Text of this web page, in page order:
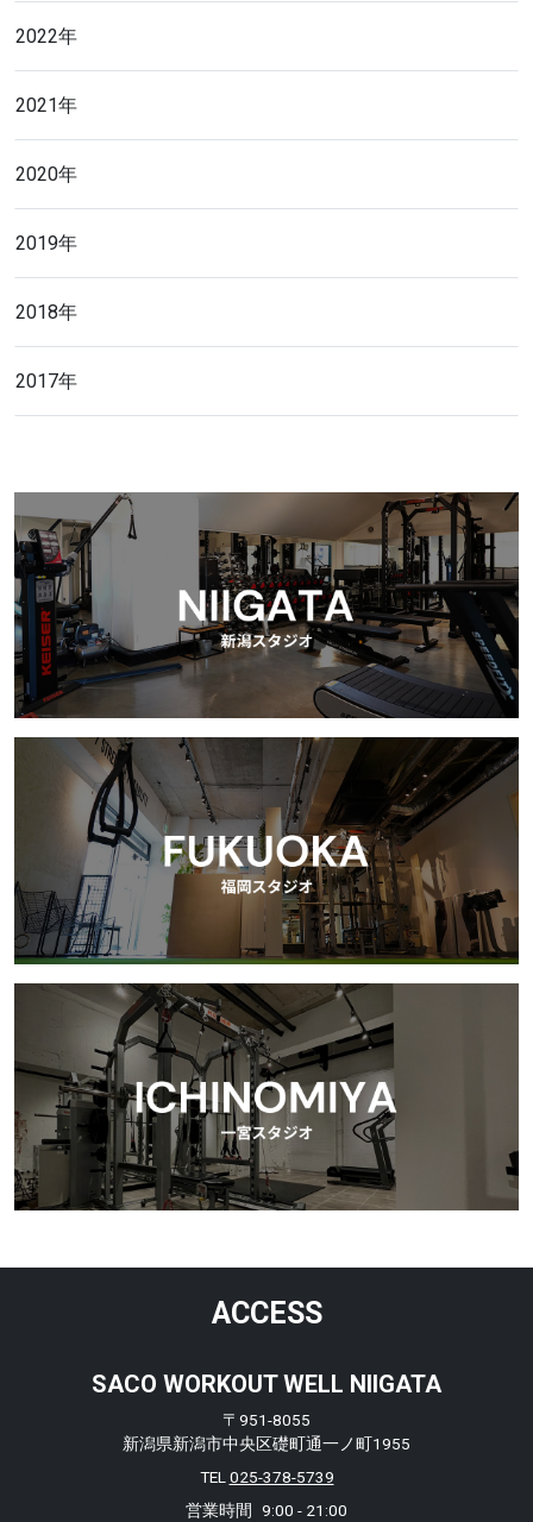
2022年
2021年
2020年
2019年
2018年
2017年
ACCESS
SACO WORKOUT WELL NIIGATA
〒951-8055
新潟県新潟市中央区礎町通一ノ町1955
TEL 025-378-5739
営業時間
9:00 - 21:00